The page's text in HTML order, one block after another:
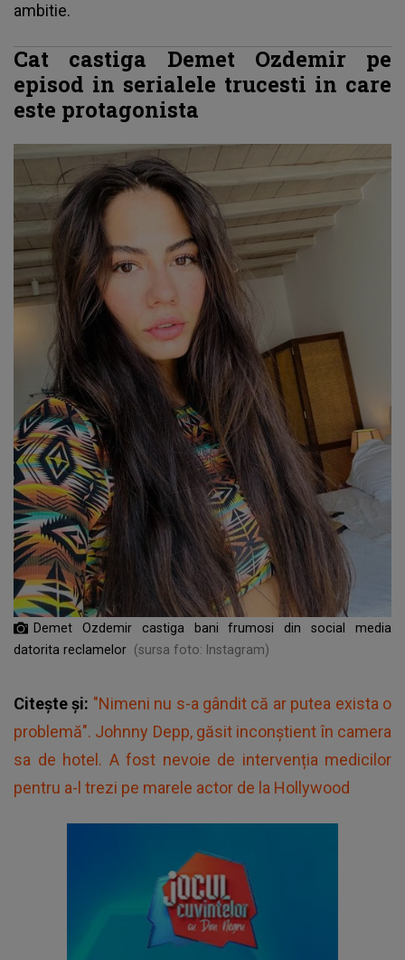
ambitie.
Cat castiga Demet Ozdemir pe
episod in serialele trucesti in care
este protagonista
Demet Ozdemir castiga bani frumosi din social media
datorita reclamelor (sursa foto: Instagram)
Citește și: "Nimeni nu s-a gândit că ar putea exista o
problemă". Johnny Depp, găsit inconștient în camera
sa de hotel. A fost nevoie de intervenția medicilor
pentru a-l trezi pe marele actor de la Hollywood